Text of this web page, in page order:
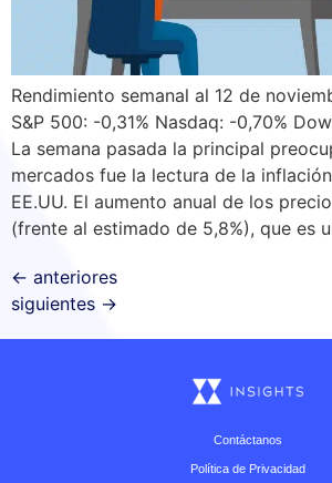
Rendimiento semanal al 12 de
S&P 500: -0,31% Nasdaq: -0,70%
La semana pasada la principal
mercados fue la lectura de la
EE.UU. El aumento anual de los
(frente al estimado de 5,8%), que es
← anteriores
siguientes →
Contáctanos
Política de Privacidad